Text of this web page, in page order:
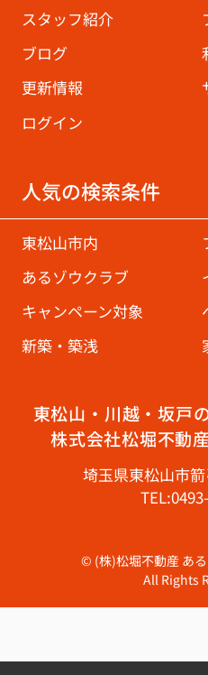
スタッフ紹介
ブログ
更新情報
ログイン
人気の検索条件
東松山市内
あるゾウクラブ
キャンペーン対象
新築・築浅
東松山・川越・坂戸
株式会社松堀不動
埼玉県東松山市
© (株)松堀不動産 あ
All Rights